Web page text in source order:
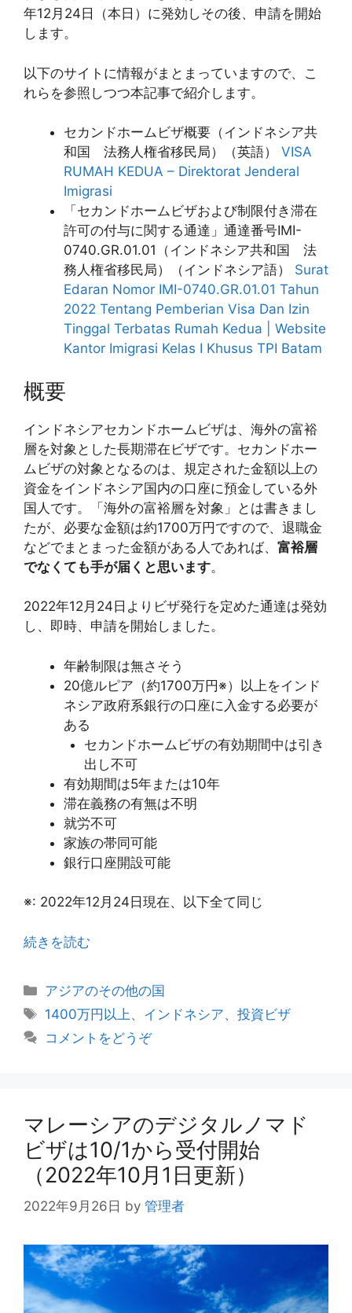
年12月24日（本日）に発効しその後、申請を開始
します。
以下のサイトに情報がまとまっていますので、こ
れらを参照しつつ本記事で紹介します。
セカンドホームビザ概要（インドネシア共
和国 法務人権省移民局）（英語） VISA
RUMAH KEDUA – Direktorat Jenderal
Imigrasi
「セカンドホームビザおよび制限付き滞在
許可の付与に関する通達」通達番号IMI-
0740.GR.01.01（インドネシア共和国 法
務人権省移民局）（インドネシア語） Surat
Edaran Nomor IMI-0740.GR.01.01 Tahun
2022 Tentang Pemberian Visa Dan Izin
Tinggal Terbatas Rumah Kedua | Website
Kantor Imigrasi Kelas I Khusus TPI Batam
概要
インドネシアセカンドホームビザは、海外の富裕
層を対象とした長期滞在ビザです。セカンドホー
ムビザの対象となるのは、規定された金額以上の
資金をインドネシア国内の口座に預金している外
国人です。「海外の富裕層を対象」とは書きまし
たが、必要な金額は約1700万円ですので、退職金
などでまとまった金額がある人であれば、 富裕層
でなくても手が届くと思います。
2022年12月24日よりビザ発行を定めた通達は発効
し、即時、申請を開始しました。
年齢制限は無さそう
20億ルピア（約1700万円※）以上をインド
ネシア政府系銀行の口座に入金する必要が
ある
セカンドホームビザの有効期間中は引き
出し不可
有効期間は5年または10年
滞在義務の有無は不明
就労不可
家族の帯同可能
銀行口座開設可能
※: 2022年12月24日現在、以下全て同じ
続きを読む
カ
テ
リ
アジアのその他の国
タ
1400万円以上 、 インドネシア、投資ビザ
コメントをどうぞ
マレーシアのデジタルノマド
ビザは10/1から受付開始
（2022年10月1日更新）
2022年9月26日 by 管理者